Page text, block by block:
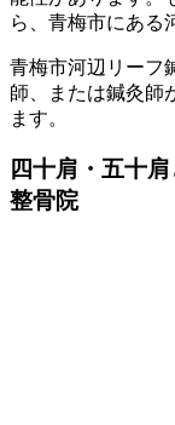
ら、青梅市にある
青梅市河辺リーフ
師、または鍼灸師
ます。
四十肩・五十
整骨院